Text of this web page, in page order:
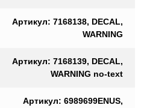
Артикул: 7168138, DECAL,
WARNING
Артикул: 7168139, DECAL,
WARNING no-text
Артикул: 6989699ENUS,